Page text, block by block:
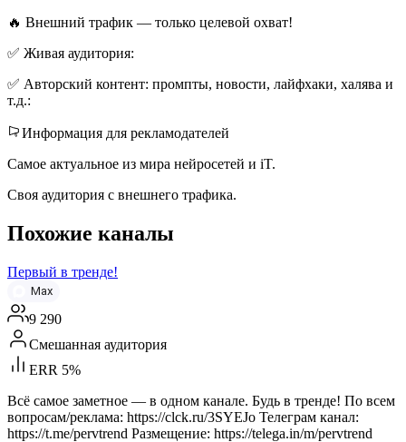
🔥 Внешний трафик — только целевой охват!
✅ Живая аудитория:
✅ Авторский контент: промпты, новости, лайфхаки, халява и
т.д.:
Информация для рекламодателей
Самое актуальное из мира нейросетей и iT.
Своя аудитория с внешнего трафика.
Похожие каналы
Первый в тренде!
Max
9 290
Смешанная аудитория
ERR 5%
Всё самое заметное — в одном канале. Будь в тренде! По всем
вопросам/реклама: https://clck.ru/3SYEJo Телеграм канал:
https://t.me/pervtrend Размещение: https://telega.in/m/pervtrend